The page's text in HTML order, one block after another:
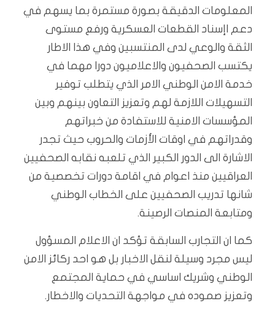
المعلومات الدقيقة بصورة مستمرة بما يسهم في
دعم اإسناد القطعات العسكرية ورفع مستوى
الثقة والوعي لدى المنتسبين وفي هذا الاطار
يكتسب الصحفيون والاعلاميون دورا مهما في
خدمة الامن الوطني الامر الذي يتطلب توفير
التسهيلات اللازمة لهم وتعزيز التعاون بينهم وبين
المؤسسات الامنية للاستفادة من خبراتهم
وقدراتهم في اوقات الأزمات والحروب حيث تجدر
الاشارة الى الدور الكبير الذي تلعبه نقابه الصحفيين
العراقيين منذ اعوام في اقامة دورات تخصصية من
شانها تدريب الصحفيين على الخطاب الوطني
ومتابعة المنصات الرصينة.
كما ان التجارب السابقة تؤكد ان الاعلام المسؤول
ليس مجرد وسيلة لنقل الاخبار بل هو احد ركائز الامن
الوطني وشريك اساسي في حماية المجتمع
وتعزيز صموده في مواجهة التحديات والاخطار.